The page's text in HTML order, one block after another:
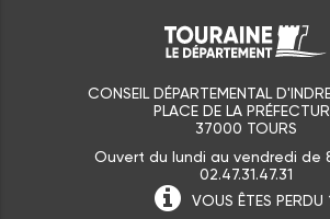
CONSEIL DÉPARTEMENTAL
PLACE DE LA
37000 TOURS
Ouvert du lundi au vendredi de
02.47.31.47.31
VOUS ÊTES PERDU